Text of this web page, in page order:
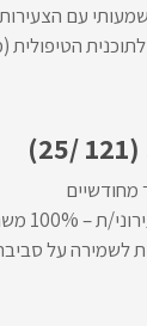
הטיפולית
מחודשיים
לשמירה על